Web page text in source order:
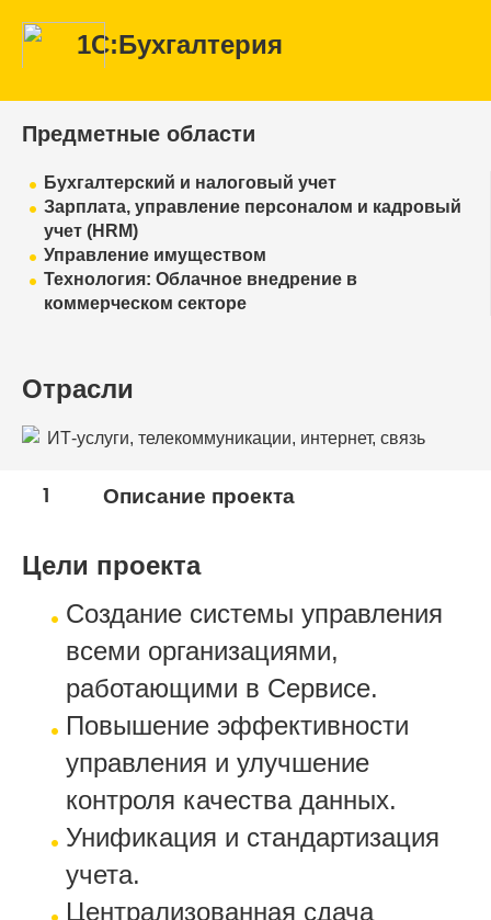
1С:Бухгалтерия
Предметные области
Бухгалтерский и налоговый учет
Зарплата, управление персоналом и кадровый
учет (HRM)
Управление имуществом
Технология: Облачное внедрение в
коммерческом секторе
Отрасли
ИТ-услуги, телекоммуникации, интернет, связь
1 Описание проекта
Цели проекта
Создание системы управления
всеми организациями,
работающими в Сервисе.
Повышение эффективности
управления и улучшение
контроля качества данных.
Унификация и стандартизация
учета.
Централизованная сдача